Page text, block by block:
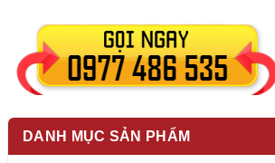
DANH MỤC SẢN PHẨM